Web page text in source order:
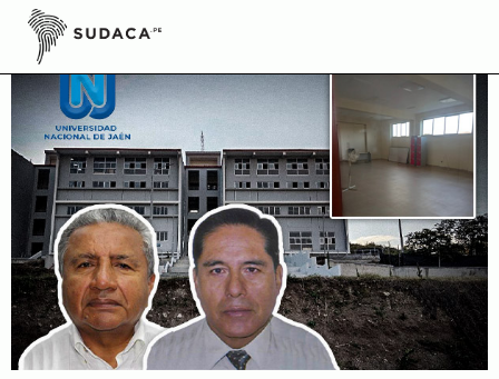
Skip
content